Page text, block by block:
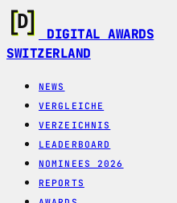
DIGITAL AWARDS
SWITZERLAND
NEWS
VERGLEICHE
VERZEICHNIS
LEADERBOARD
NOMINEES 2026
REPORTS